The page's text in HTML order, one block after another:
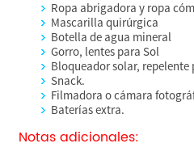
Ropa abrigadora y ropa
Mascarilla quirúrgica
Botella de agua mineral
Gorro, lentes para Sol
Bloqueador solar, repelente
Snack.
Filmadora o cámara
Baterías extra.
Notas adicionales: